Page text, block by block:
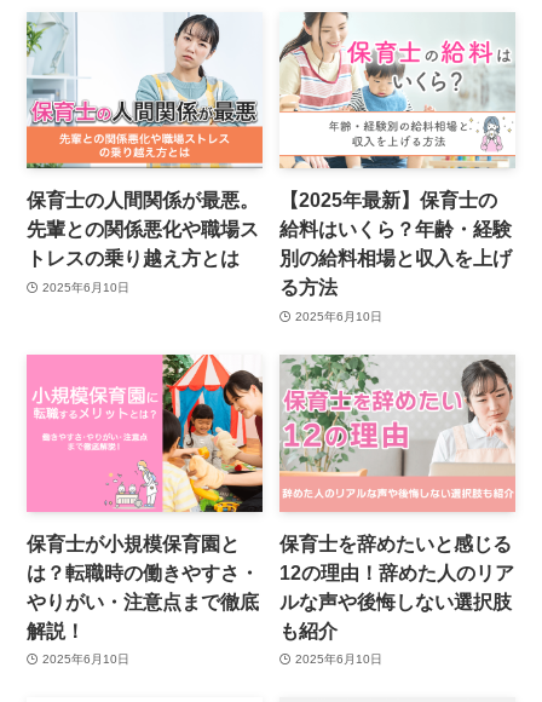
保育士の人間関係が最悪。
先輩との関係悪化や職場ス
トレスの乗り越え方とは
2025年6月10日
【2025年最新】保育士の
給料はいくら？年齢・経験
別の給料相場と収入を上げ
る方法
2025年6月10日
保育士が小規模保育園と
は？転職時の働きやすさ・
やりがい・注意点まで徹底
解説！
2025年6月10日
保育士を辞めたいと感じる
12の理由！辞めた人のリア
ルな声や後悔しない選択肢
も紹介
2025年6月10日